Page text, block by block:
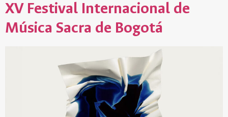
XV Festival Internacional de
Música Sacra de Bogotá